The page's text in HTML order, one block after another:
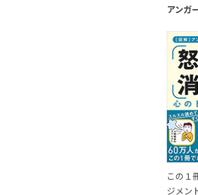
アンガ
この１
ジメン